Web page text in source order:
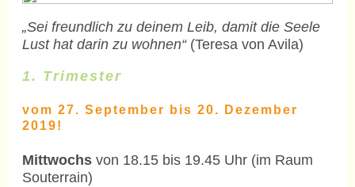
„Sei freundlich zu deinem Leib, damit die Seele
Lust hat darin zu wohnen“ (Teresa von Avila)
1. Trimester
vom 27. September bis 20. Dezember
2019!
Mittwochs von 18.15 bis 19.45 Uhr (im Raum
Souterrain)